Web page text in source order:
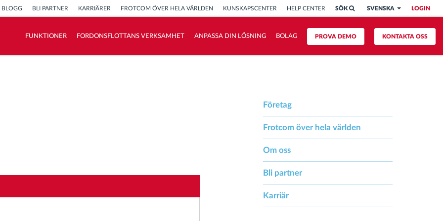
LOGIN
SVENSKA
SÖK
BLOGG BLI PARTNER KARRIÄRER FROTCOM ÖVER HELA VÄRLDEN KUNSKAPSCENTER HELP CENTER
KONTAKTA OSS
PROVA DEMO
FUNKTIONER FORDONSFLOTTANS VERKSAMHET ANPASSA DIN LÖSNING BOLAG
Företag
Frotcom över hela världen
Om oss
Bli partner
Karriär